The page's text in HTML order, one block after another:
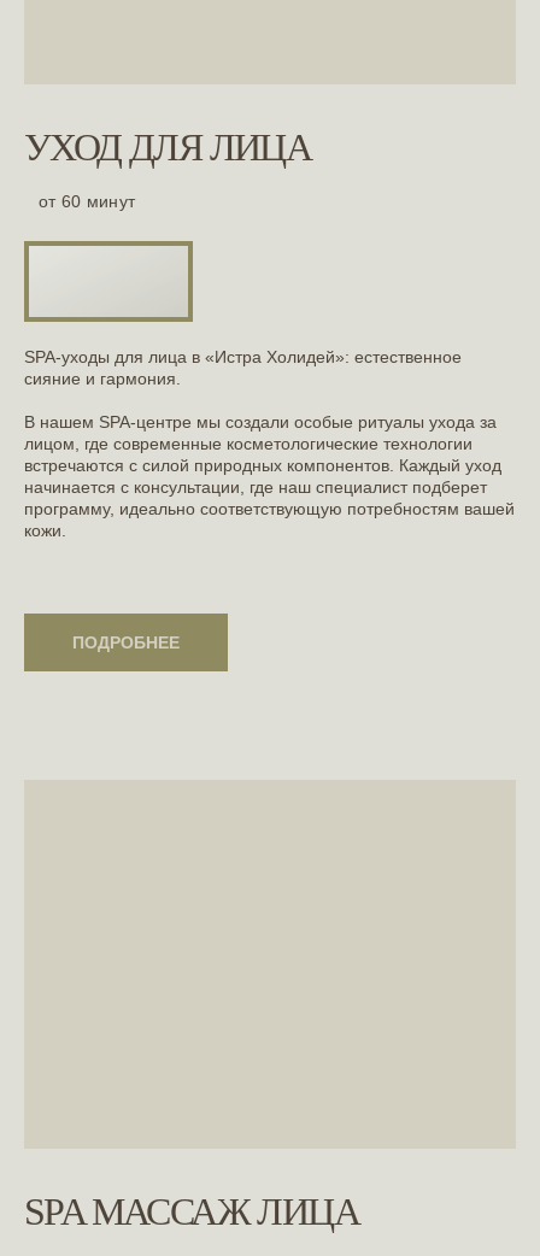
УХОД ДЛЯ ЛИЦА
от 60 минут
SPA-уходы для лица в «Истра Холидей»: естественное
сияние и гармония.
В нашем SPA-центре мы создали особые ритуалы ухода за
лицом, где современные косметологические технологии
встречаются с силой природных компонентов. Каждый уход
начинается с консультации, где наш специалист подберет
программу, идеально соответствующую потребностям вашей
кожи.
ПОДРОБНЕЕ
SPA МАССАЖ ЛИЦА